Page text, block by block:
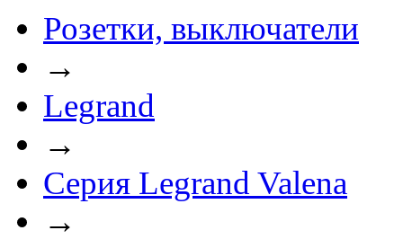
Розетки, выключатели
→
Legrand
→
Серия Legrand Valena
→